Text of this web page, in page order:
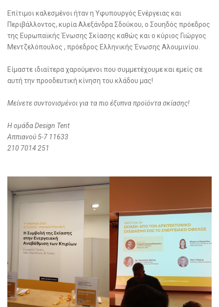
Επίτιμοι καλεσμένοι ήταν η Υφυπουργός Ενέργειας και
Περιβάλλοντος, κυρία Αλεξάνδρα Σδούκου, ο Σουηδός πρόεδρος
της Ευρωπαϊκής Ένωσης Σκίασης καθώς και ο κύριος Γιώργος
Μεντζελόπουλος , πρόεδρος Ελληνικής Ένωσης Αλουμινίου.
Είμαστε ιδιαίτερα χαρούμενοι που συμμετέχουμε και εμείς σε
αυτή την προοδευτική κίνηση του κλάδου μας!
Μείνετε συντονισμένοι για τα πιο έξυπνα προϊόντα σκίασης!
Η ομάδα Design Tent
Αππιανού 5-7 11633
210 7014 251